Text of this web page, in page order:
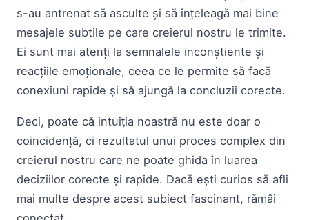
s-au antrenat să asculte și să înțeleagă mai bine
mesajele subtile pe care creierul nostru le trimite.
Ei sunt mai atenți la semnalele inconștiente și
reacțiile emoționale, ceea ce le permite să facă
conexiuni rapide și să ajungă la concluzii corecte.
Deci, poate că intuiția noastră nu este doar o
coincidență, ci rezultatul unui proces complex din
creierul nostru care ne poate ghida în luarea
deciziilor corecte și rapide. Dacă ești curios să afli
mai multe despre acest subiect fascinant, rămâi